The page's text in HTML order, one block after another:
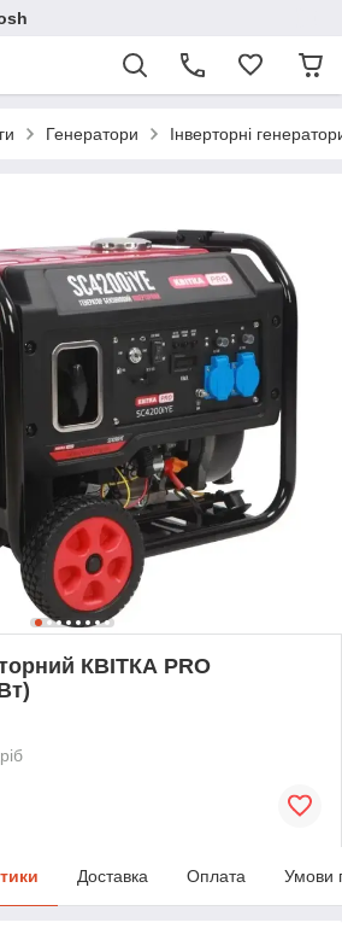
Генератори Інверторні
КВІТКА PRO
Доставка Оплата Умови